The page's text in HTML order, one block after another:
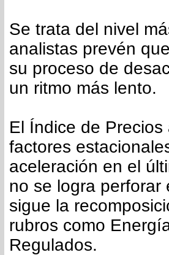
Se trata del nivel
analistas prevén
su proceso de
un ritmo más lento.
El Índice de
factores
aceleración en el
no se logra
sigue la
rubros como
Regulados.